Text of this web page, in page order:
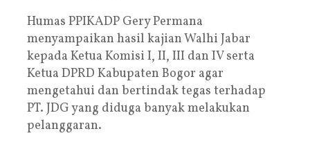
Humas PPIKADP Gery Permana
menyampaikan hasil kajian Walhi Jabar
kepada Ketua Komisi I, II, III dan IV serta
Ketua DPRD Kabupaten Bogor agar
mengetahui dan bertindak tegas terhadap
PT. JDG yang diduga banyak melakukan
pelanggaran.